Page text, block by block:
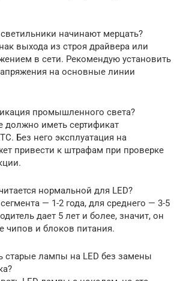
начинают мерцать?
выхода из строя драйвера или
в сети. Рекомендую установить
на основные линии
промышленного света?
должно иметь сертификат
Без него эксплуатация на
привести к штрафам при проверке
нормальной для LED?
— 1-2 года, для среднего — 3-5
дает 5 лет и более, значит, он
чипов и блоков питания.
лампы на LED без замены